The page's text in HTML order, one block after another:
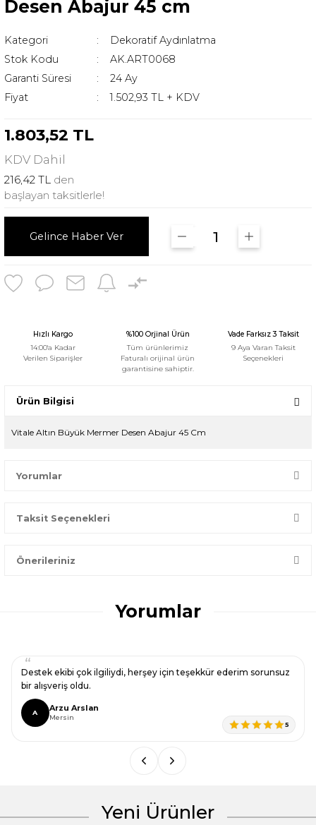
Desen Abajur 45 cm
Kategori
Dekoratif Aydınlatma
Stok Kodu
AK.ART0068
Garanti Süresi
24 Ay
Fiyat
1.502,93 TL + KDV
1.803,52 TL
KDV Dahil
216,42 TL den
başlayan taksitlerle!
Gelince Haber Ver
Hızlı Kargo
14:00'a Kadar
Verilen Siparişler
%100 Orjinal Ürün
Tüm ürünlerimiz
Faturalı orijinal ürün
garantisine sahiptir.
Vade Farksız 3 Taksit
9 Aya Varan Taksit
Seçenekleri
Ürün Bilgisi
Vitale Altın Büyük Mermer Desen Abajur 45 Cm
Yorumlar
Bir dakikanızı ayırın, yorumunuzla başkalarının doğru seçim
Taksit Seçenekleri
Önerileriniz
konularda yetersiz gördüğünüz noktaları öneri formunu
kullanarak tarafımıza iletebilirsiniz.
Ürün resmi kalitesiz, bozuk veya görüntülenemiyor.
Ürün açıklamasında eksik bilgiler bulunuyor.
Ürün bilgilerinde hatalar bulunuyor.
Ürün fiyatı diğer sitelerden daha pahalı.
Yorumlar
Destek ekibi çok ilgiliydi, herşey için teşekkür ederim sorunsuz
bir alışveriş oldu.
A Arzu Arslan
Mersin
5
Yeni Ürünler